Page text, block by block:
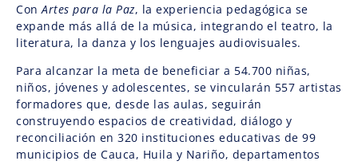
Con Artes para la Paz, la experiencia pedagógica se
expande más allá de la música, integrando el teatro, la
literatura, la danza y los lenguajes audiovisuales.
Para alcanzar la meta de beneficiar a 54.700 niñas,
niños, jóvenes y adolescentes, se vincularán 557 artistas
formadores que, desde las aulas, seguirán
construyendo espacios de creatividad, diálogo y
reconciliación en 320 instituciones educativas de 99
municipios de Cauca, Huila y Nariño, departamentos